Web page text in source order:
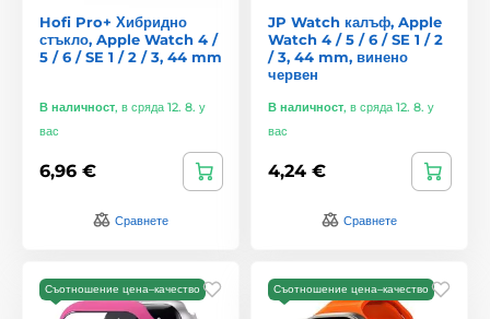
Hofi Pro+ Хибридно
стъкло, Apple Watch 4 /
5 / 6 / SE 1 / 2 / 3, 44 mm
В наличност, в сряда 12. 8. у
вас
6,96 €
Сравнете
JP Watch калъф, Apple
Watch 4 / 5 / 6 / SE 1 / 2
/ 3, 44 mm, винено
червен
В наличност, в сряда 12. 8. у
вас
4,24 €
Сравнете
Съотношение цена–качество Съотношение цена–качество